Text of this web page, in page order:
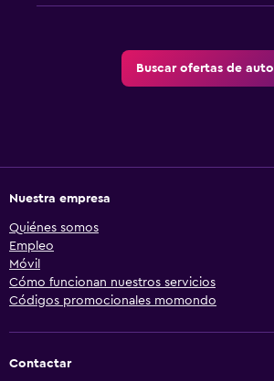
Buscar ofertas de auto
Nuestra empresa
Quiénes somos
Empleo
Móvil
Cómo funcionan nuestros servicios
Códigos promocionales momondo
Contactar